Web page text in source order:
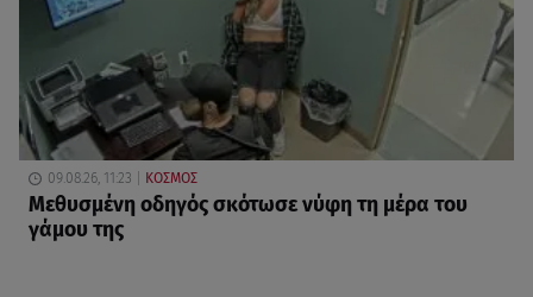
09.08.26, 11:23 ΚΟΣΜΟΣ
Μεθυσμένη οδηγός σκότωσε νύφη τη μέρα του
γάμου της